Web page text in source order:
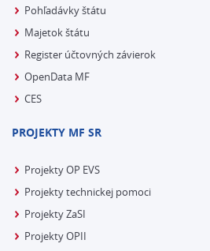
Pohľadávky štátu
Majetok štátu
Register účtovných závierok
OpenData MF
CES
PROJEKTY MF SR
Projekty OP EVS
Projekty technickej pomoci
Projekty ZaSI
Projekty OPII